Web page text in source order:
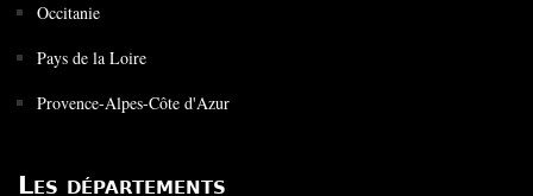
Occitanie
Pays de la Loire
Provence-Alpes-Côte d'Azur
Les départements